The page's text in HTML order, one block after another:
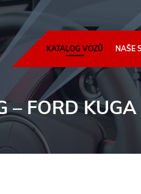
KATALOG VOZŮ NAŠE
– FORD